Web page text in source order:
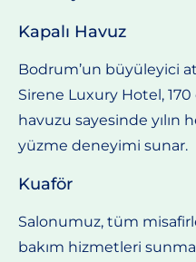
Kapalı Havuz
Bodrum’un büyüleyici
Sirene Luxury Hotel,
havuzu sayesinde yılın
yüzme deneyimi sunar.
Kuaför
Salonumuz, tüm
bakım hizmetleri